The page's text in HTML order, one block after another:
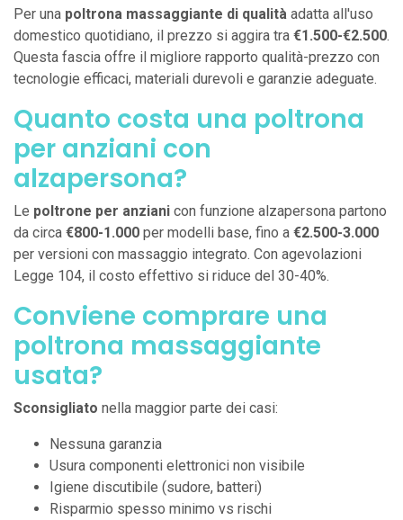
Per una poltrona massaggiante di qualità adatta all'uso
domestico quotidiano, il prezzo si aggira tra €1.500-€2.500.
Questa fascia offre il migliore rapporto qualità-prezzo con
tecnologie efficaci, materiali durevoli e garanzie adeguate.
Quanto costa una poltrona
per anziani con
alzapersona?
Le poltrone per anziani con funzione alzapersona partono
da circa €800-1.000 per modelli base, fino a €2.500-3.000
per versioni con massaggio integrato. Con agevolazioni
Legge 104, il costo effettivo si riduce del 30-40%.
Conviene comprare una
poltrona massaggiante
usata?
Sconsigliato nella maggior parte dei casi:
Nessuna garanzia
Usura componenti elettronici non visibile
Igiene discutibile (sudore, batteri)
Risparmio spesso minimo vs rischi